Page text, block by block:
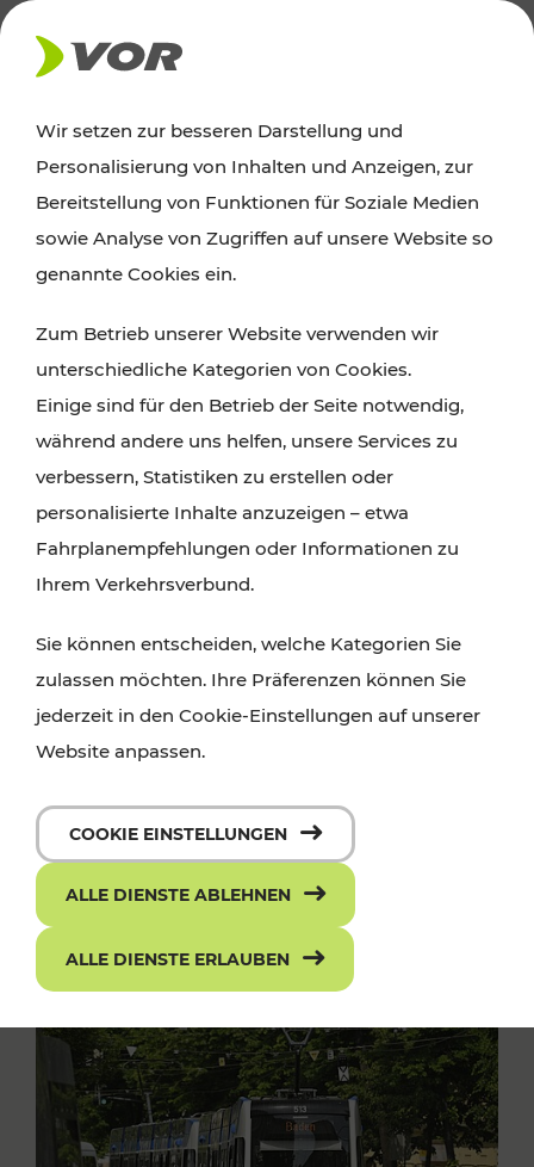
AKTUELLES
News
Alle wichtigen Meldungen zu Fahrplanänderungen,
finden Sie hier im Überblick.
Wir setzen zur besseren Darstellung und
Personalisierung von Inhalten und Anzeigen, zur
Bereitstellung von Funktionen für Soziale Medien
sowie Analyse von Zugriffen auf unsere Website so
genannte Cookies ein.
Zum Betrieb unserer Website verwenden wir
unterschiedliche Kategorien von Cookies.
Einige sind für den Betrieb der Seite notwendig,
während andere uns helfen, unsere Services zu
verbessern, Statistiken zu erstellen oder
personalisierte Inhalte anzuzeigen – etwa
Fahrplanempfehlungen oder Informationen zu
Ihrem Verkehrsverbund.
Sie können entscheiden, welche Kategorien Sie
zulassen möchten. Ihre Präferenzen können Sie
jederzeit in den Cookie-Einstellungen auf unserer
Website anpassen.
COOKIE EINSTELLUNGEN
ALLE DIENSTE ABLEHNEN
ALLE DIENSTE ERLAUBEN